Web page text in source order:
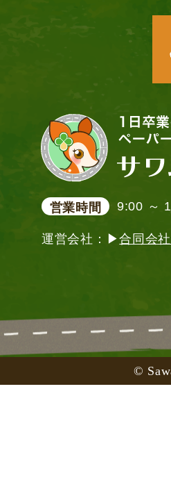
営業時間 9:00 ～
運営会社：▶合同会
©